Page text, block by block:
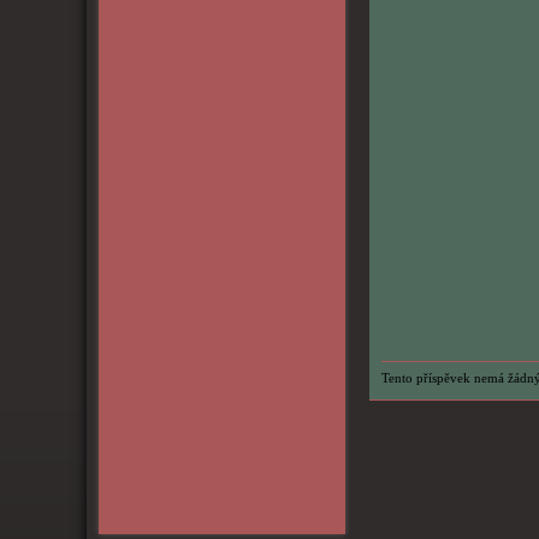
Tento příspěvek nemá